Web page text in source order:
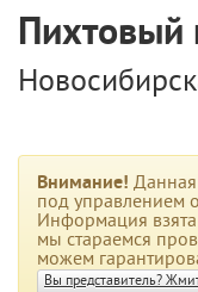
Пихтовый
Внимание!
под управлением
Информация
мы стараемся
можем
Вы представитель?